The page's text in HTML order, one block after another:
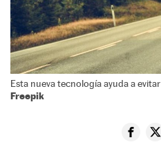
Esta nueva tecnología ayuda a
Freepik